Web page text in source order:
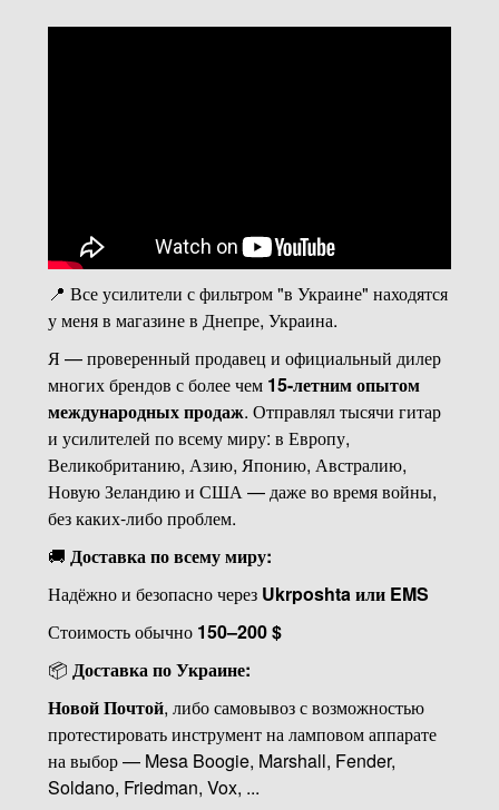
📍 Все усилители с фильтром "в Украине" находятся
у меня в магазине в Днепре, Украина.
Я — проверенный продавец и официальный дилер
многих брендов с более чем 15-летним опытом
международных продаж. Отправлял тысячи гитар
и усилителей по всему миру: в Европу,
Великобританию, Азию, Японию, Австралию,
Новую Зеландию и США — даже во время войны,
без каких-либо проблем.
🚚 Доставка по всему миру:
Надёжно и безопасно через Ukrposhta или EMS
Стоимость обычно 150–200 $
📦 Доставка по Украине:
Новой Почтой, либо самовывоз с возможностью
протестировать инструмент на ламповом аппарате
на выбор — Mesa Boogie, Marshall, Fender,
Soldano, Friedman, Vox, ...